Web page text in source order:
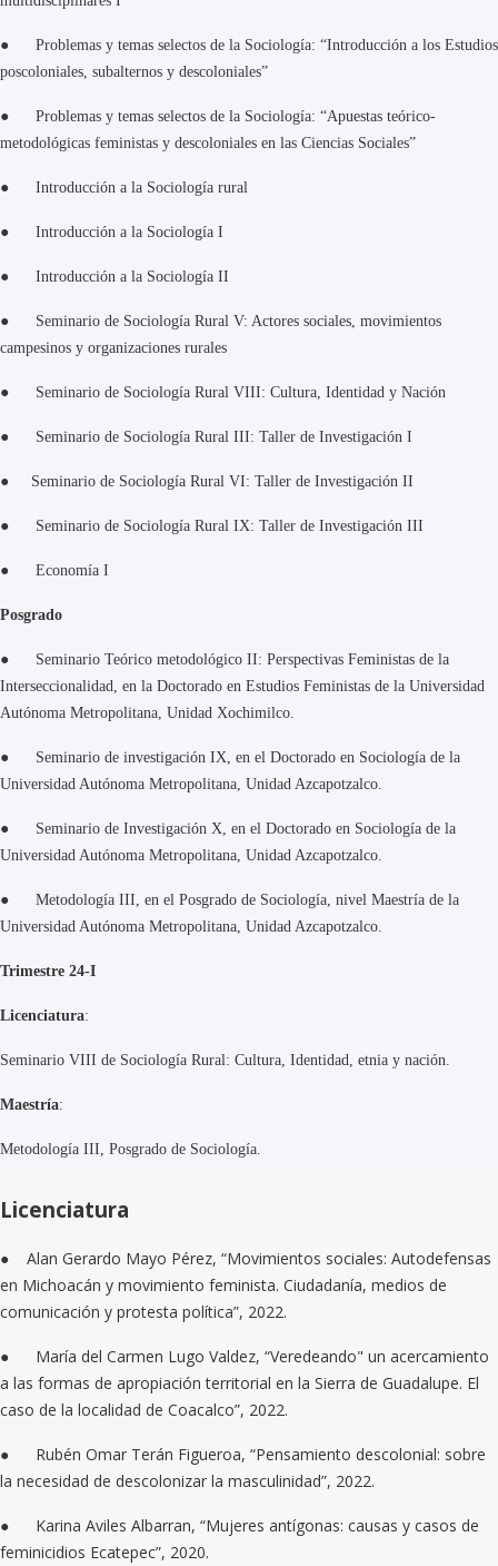
● Problemas y temas selectos de la Sociología: “Introducción a los Estudios
poscoloniales, subalternos y descoloniales”
● Problemas y temas selectos de la Sociología: “Apuestas teórico-
metodológicas feministas y descoloniales en las Ciencias Sociales”
● Introducción a la Sociología rural
● Introducción a la Sociología I
● Introducción a la Sociología II
● Seminario de Sociología Rural V: Actores sociales, movimientos
campesinos y organizaciones rurales
● Seminario de Sociología Rural VIII: Cultura, Identidad y Nación
● Seminario de Sociología Rural III: Taller de Investigación I
● Seminario de Sociología Rural VI: Taller de Investigación II
● Seminario de Sociología Rural IX: Taller de Investigación III
● Economía I
Posgrado
● Seminario Teórico metodológico II: Perspectivas Feministas de la
Interseccionalidad, en la Doctorado en Estudios Feministas de la Universidad
Autónoma Metropolitana, Unidad Xochimilco.
● Seminario de investigación IX, en el Doctorado en Sociología de la
Universidad Autónoma Metropolitana, Unidad Azcapotzalco.
● Seminario de Investigación X, en el Doctorado en Sociología de la
Universidad Autónoma Metropolitana, Unidad Azcapotzalco.
● Metodología III, en el Posgrado de Sociología, nivel Maestría de la
Universidad Autónoma Metropolitana, Unidad Azcapotzalco.
Trimestre 24-I
Licenciatura:
Seminario VIII de Sociología Rural: Cultura, Identidad, etnia y nación.
Maestría:
Metodología III, Posgrado de Sociología.
Licenciatura
● Alan Gerardo Mayo Pérez, “Movimientos sociales: Autodefensas
en Michoacán y movimiento feminista. Ciudadanía, medios de
comunicación y protesta política”, 2022.
● María del Carmen Lugo Valdez, “Veredeando" un acercamiento
a las formas de apropiación territorial en la Sierra de Guadalupe. El
caso de la localidad de Coacalco”, 2022.
● Rubén Omar Terán Figueroa, “Pensamiento descolonial: sobre
la necesidad de descolonizar la masculinidad”, 2022.
● Karina Aviles Albarran, “Mujeres antígonas: causas y casos de
feminicidios Ecatepec”, 2020.